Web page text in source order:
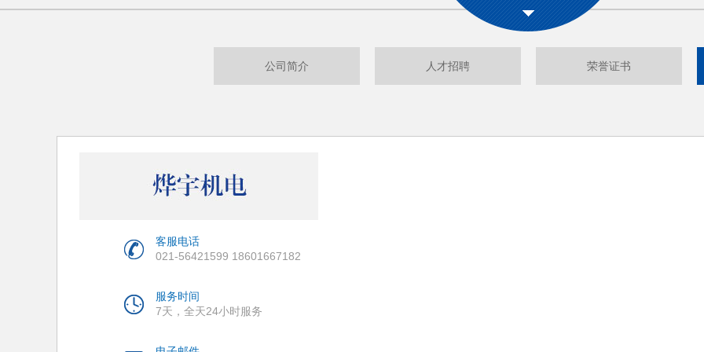
公司简介 人才招聘 荣誉证书
客服电话
021-56421599 18601667182
服务时间
7天，全天24小时服务